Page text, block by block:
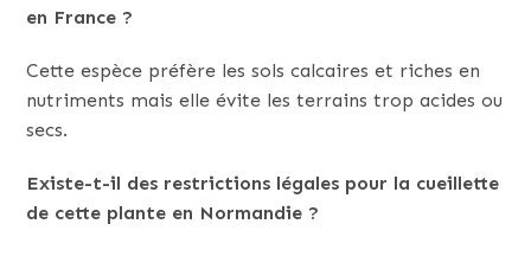
en France ?
Cette espèce préfère les sols calcaires et riches en
nutriments mais elle évite les terrains trop acides ou
secs.
Existe-t-il des restrictions légales pour la cueillette
de cette plante en Normandie ?